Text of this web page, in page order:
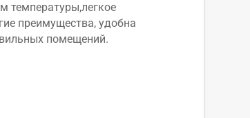
температуры,легкое
преимущества, удобна
помещений.